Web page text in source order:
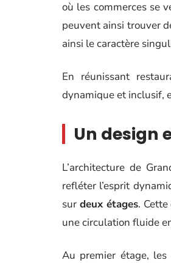
où les commerces se
peuvent ainsi trouver
ainsi le caractère
En réunissant
dynamique et inclusif,
Un design
L’architecture de
refléter l’esprit
sur deux étages.
une circulation fluide
Au premier étage,